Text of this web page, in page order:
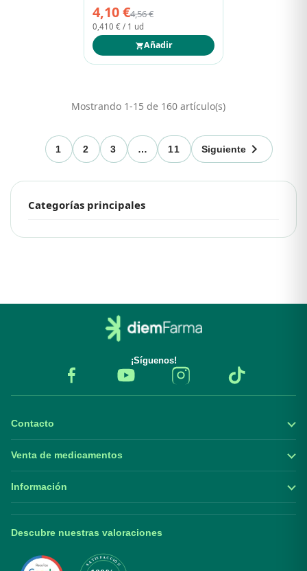
Categorías principales
4,10 €4,56 €
0,410 € / 1 ud
Añadir
Mostrando 1-15 de 160 artículo(s)
1 2 3 … 11 Siguiente
¡Síguenos!
Contacto
Venta de medicamentos
Información
Descubre nuestras valoraciones